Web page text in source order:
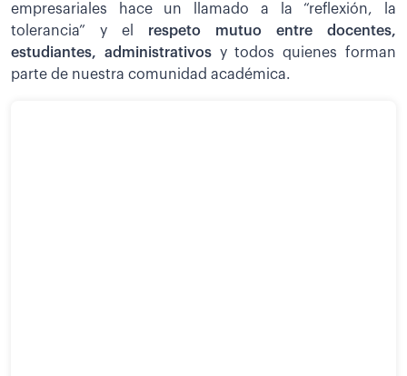
empresariales hace un llamado a la “reflexión, la
tolerancia” y el respeto mutuo entre docentes,
estudiantes, administrativos y todos quienes forman
parte de nuestra comunidad académica.